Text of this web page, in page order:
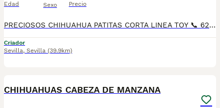
Edad Sexo Precio
PRECIOSOS CHIHUAHUA PATITAS CORTA LINEA TOY 📞 624 239 408, raza pura 50 por ciento RUSO patitas corta muy chato muy lista y obediente, ideal para piso es muy cariñoso y juguetón Varios colores, cremas , bicolores . lila desde 700€ A 1200€, SEGUN COLOR Y SEXO DEL CHIHUAHUA precios reales si entráis en la wed : MUNDOCHIHUAHUA.ES TENEMOS CANICHES, CHIHUAHUA, MALTIPOL, POMERANIA, BICHON MALTES 🧾 Cartilla veterinaria 🩺 Vacunaciones y desparasitaciones al día 📄 Contrato de garantía 🚚 Envíos a toda España, 💳 Pago a la entrega, contra reembolso 📞 624 239 408 📹 Vídeos y más información por WhatsApp 🌐 MUNDOCHIHUAHUA.ES
Criador
Sevilla, Sevilla (39.9km)
CHIHUAHUAS CABEZA DE MANZANA